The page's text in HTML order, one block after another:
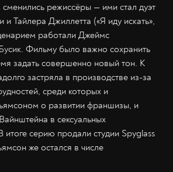
режиссёры — ими стал дуэт
и Тайлера Джиллетта («Я иду искать»,
работали Джеймс
Фильму было важно сохранить
задать совершенно новый тон. К
застряла в производстве из-за
среди которых и
о развитии франшизы, и
в сексуальных
итоге серию продали студии Spyglass
же остался в числе